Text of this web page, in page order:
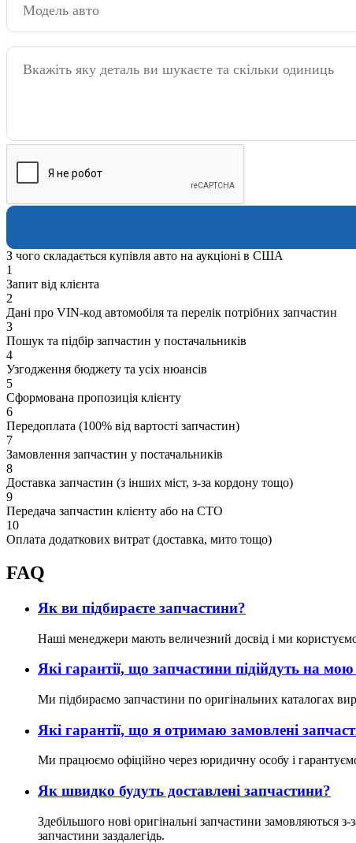
З чого складається купівля авто на аукціоні в США
1
Запит від клієнта
2
Дані про VIN-код автомобіля та перелік потрібних запчастин
3
Пошук та підбір запчастин у постачальників
4
Узгодження бюджету та усіх нюансів
5
Сформована пропозиція клієнту
6
Передоплата (100% від вартості запчастин)
7
Замовлення запчастин у постачальників
8
Доставка запчастин (з інших міст, з-за кордону тощо)
9
Передача запчастин клієнту або на СТО
10
Оплата додаткових витрат (доставка, мито тощо)
FAQ
Як ви підбираєте запчастини?
Наші менеджери мають величезний досвід і ми
Які гарантії, що запчастини підійдуть на
Ми підбираємо запчастини по оригінальних каталогах
Які гарантії, що я отримаю замовлені
Ми працюємо офіційно через юридичну особу і
Як швидко будуть доставлені запчастини?
Здебільшого нові оригінальні запчастини замовляються
запчастини заздалегідь.